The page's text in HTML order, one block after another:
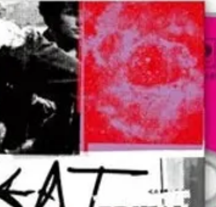
film Il
con la
lavoro
uno
nuove
lavoro
inedite